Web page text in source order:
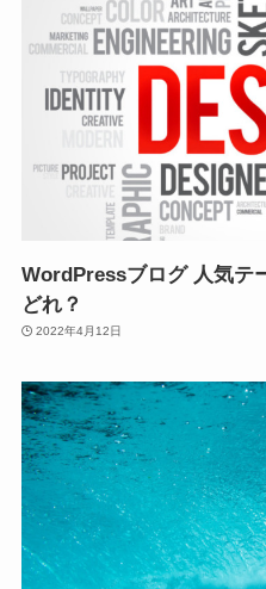
WordPressブログ 人気テ
どれ？
2022年4月12日